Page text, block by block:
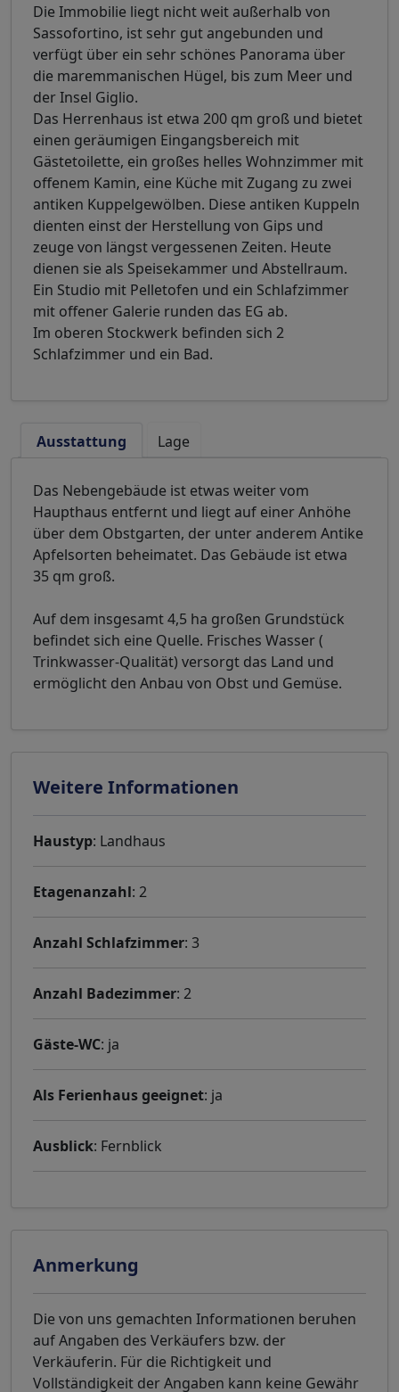
Die Immobilie liegt nicht weit außerhalb von
Sassofortino, ist sehr gut angebunden und
verfügt über ein sehr schönes Panorama über
die maremmanischen Hügel, bis zum Meer und
der Insel Giglio.
Das Herrenhaus ist etwa 200 qm groß und bietet
einen geräumigen Eingangsbereich mit
Gästetoilette, ein großes helles Wohnzimmer mit
offenem Kamin, eine Küche mit Zugang zu zwei
antiken Kuppelgewölben. Diese antiken Kuppeln
dienten einst der Herstellung von Gips und
zeuge von längst vergessenen Zeiten. Heute
dienen sie als Speisekammer und Abstellraum.
Ein Studio mit Pelletofen und ein Schlafzimmer
mit offener Galerie runden das EG ab.
Im oberen Stockwerk befinden sich 2
Schlafzimmer und ein Bad.
Ausstattung Lage
Das Nebengebäude ist etwas weiter vom
Haupthaus entfernt und liegt auf einer Anhöhe
über dem Obstgarten, der unter anderem Antike
Apfelsorten beheimatet. Das Gebäude ist etwa
35 qm groß.
Auf dem insgesamt 4,5 ha großen Grundstück
befindet sich eine Quelle. Frisches Wasser (
Trinkwasser-Qualität) versorgt das Land und
ermöglicht den Anbau von Obst und Gemüse.
Weitere Informationen
Haustyp: Landhaus
Etagenanzahl: 2
Anzahl Schlafzimmer: 3
Anzahl Badezimmer: 2
Gäste-WC: ja
Als Ferienhaus geeignet: ja
Ausblick: Fernblick
Anmerkung
Die von uns gemachten Informationen beruhen
auf Angaben des Verkäufers bzw. der
Verkäuferin. Für die Richtigkeit und
Vollständigkeit der Angaben kann keine Gewähr